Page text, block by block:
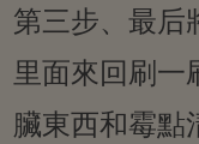
第三步、最后
里面來回刷一
臟東西和霉點